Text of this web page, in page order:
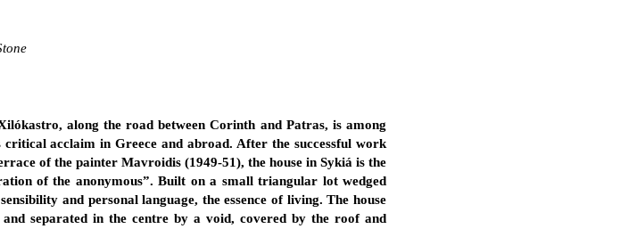
along the road between Corinth and Patras, is among
acclaim in Greece and abroad. After the successful work
of the painter Mavroidis (1949-51), the house in Sykiá is the
of the anonymous”. Built on a small triangular lot wedged
and personal language, the essence of living. The house
separated in the centre by a void, covered by the roof and